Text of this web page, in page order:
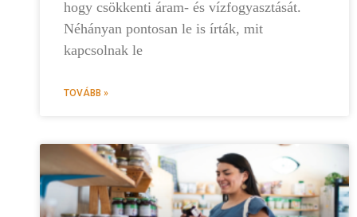
hogy csökkenti áram- és vízfogyasztását.
Néhányan pontosan le is írták, mit
kapcsolnak le
TOVÁBB »